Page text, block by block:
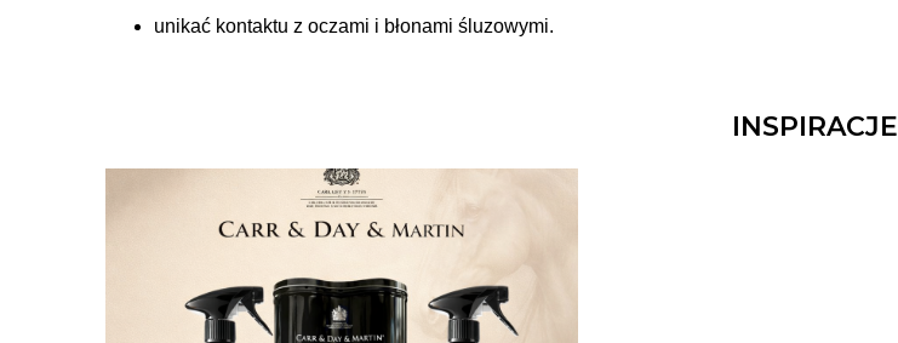
unikać kontaktu z oczami i błonami śluzowymi.
INSPIRACJE